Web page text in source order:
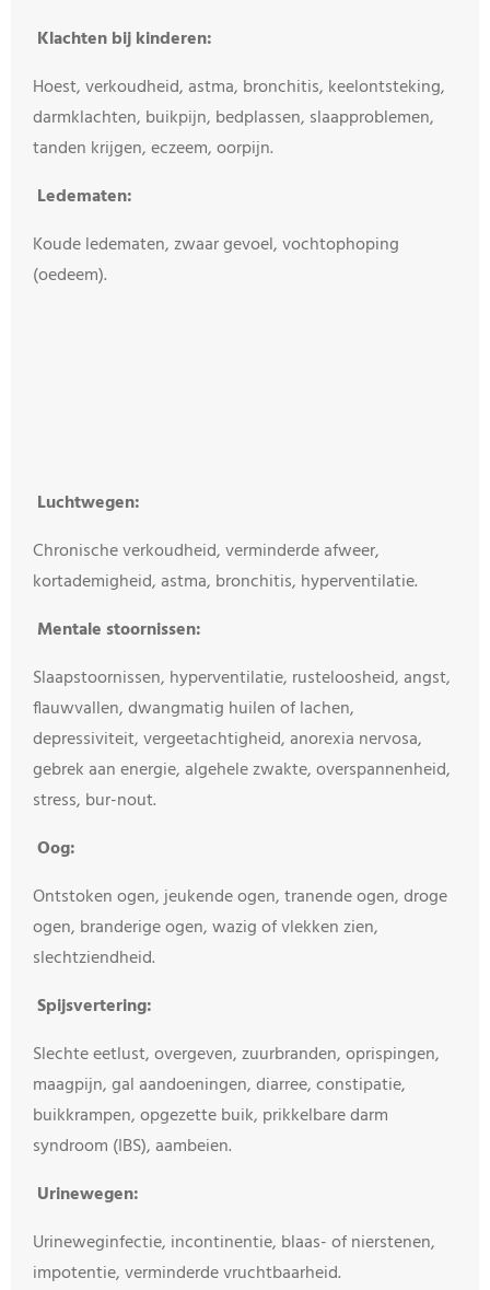
Klachten bij kinderen:
Hoest, verkoudheid, astma, bronchitis, keelontsteking,
darmklachten, buikpijn, bedplassen, slaapproblemen,
tanden krijgen, eczeem, oorpijn.
Ledematen:
Koude ledematen, zwaar gevoel, vochtophoping
(oedeem).
Luchtwegen:
Chronische verkoudheid, verminderde afweer,
kortademigheid, astma, bronchitis, hyperventilatie.
Mentale stoornissen:
Slaapstoornissen, hyperventilatie, rusteloosheid, angst,
flauwvallen, dwangmatig huilen of lachen,
depressiviteit, vergeetachtigheid, anorexia nervosa,
gebrek aan energie, algehele zwakte, overspannenheid,
stress, bur-nout.
Oog:
Ontstoken ogen, jeukende ogen, tranende ogen, droge
ogen, branderige ogen, wazig of vlekken zien,
slechtziendheid.
Spijsvertering:
Slechte eetlust, overgeven, zuurbranden, oprispingen,
maagpijn, gal aandoeningen, diarree, constipatie,
buikkrampen, opgezette buik, prikkelbare darm
syndroom (IBS), aambeien.
Urinewegen:
Urineweginfectie, incontinentie, blaas- of nierstenen,
impotentie, verminderde vruchtbaarheid.